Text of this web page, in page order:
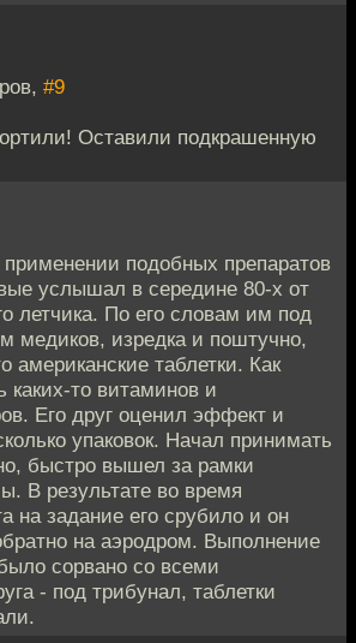
#9
Оставили подкрашенную
подобных препаратов
услышал в середине 80-х от
летчика. По его словам им под
медиков, изредка и поштучно,
американские таблетки. Как
то витаминов и
Его друг оценил эффект и
упаковок. Начал принимать
быстро вышел за рамки
В результате во время
на задание его срубило и он
на аэродром. Выполнение
сорвано со всеми
- под трибунал, таблетки